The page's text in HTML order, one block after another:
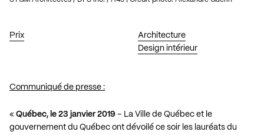
Prix
Architecture
Design intérieur
Communiqué de presse :
« Québec, le 23 janvier 2019 – La Ville de Québec et le
gouvernement du Québec ont dévoilé ce soir les lauréats du